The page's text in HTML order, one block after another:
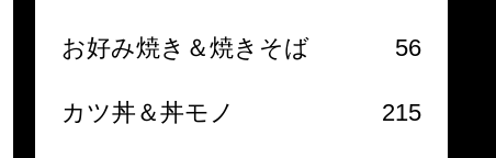
お好み焼き＆焼きそば 56
カツ丼＆丼モノ 215